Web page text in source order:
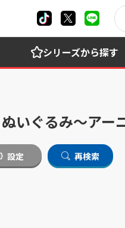
シリーズから探す
いぐるみ～ア
設定 再検索